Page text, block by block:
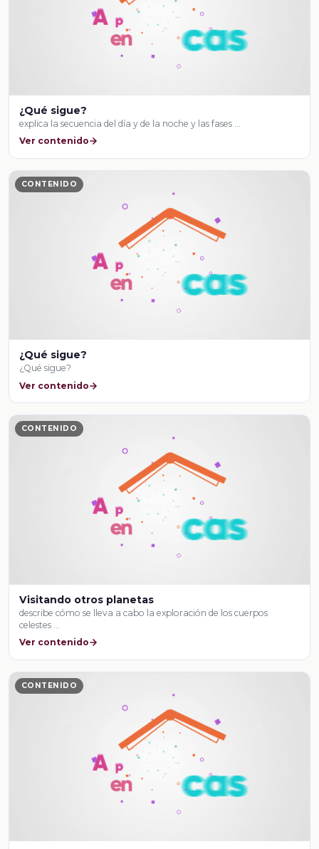
¿Qué sigue?
explica la secuencia del día y de la noche y las fases …
Ver contenido
CONTENIDO
¿Qué sigue?
¿Qué sigue?
Ver contenido
CONTENIDO
Visitando otros planetas
describe cómo se lleva a cabo la exploración de los cuerpos
celestes …
Ver contenido
CONTENIDO